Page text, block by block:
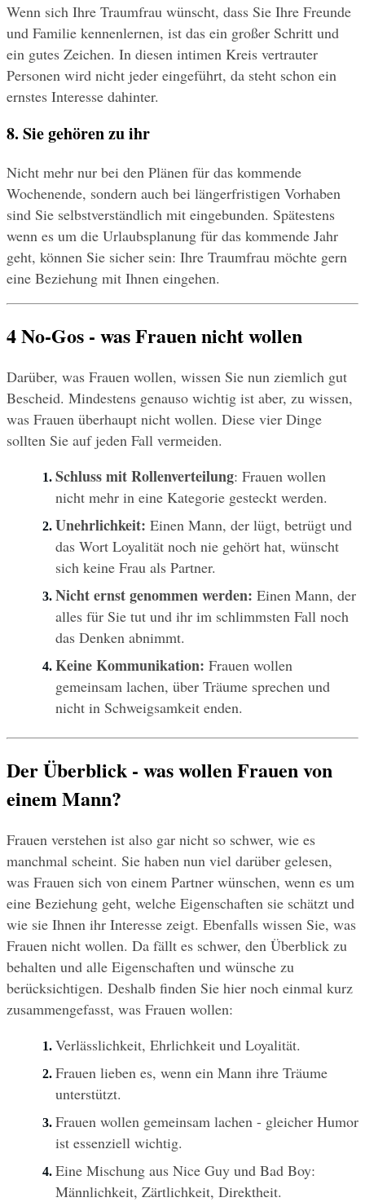
Wenn sich Ihre Traumfrau wünscht, dass Sie Ihre Freunde
und Familie kennenlernen, ist das ein großer Schritt und
ein gutes Zeichen. In diesen intimen Kreis vertrauter
Personen wird nicht jeder eingeführt, da steht schon ein
ernstes Interesse dahinter.
8. Sie gehören zu ihr
Nicht mehr nur bei den Plänen für das kommende
Wochenende, sondern auch bei längerfristigen Vorhaben
sind Sie selbstverständlich mit eingebunden. Spätestens
wenn es um die Urlaubsplanung für das kommende Jahr
geht, können Sie sicher sein: Ihre Traumfrau möchte gern
eine Beziehung mit Ihnen eingehen.
4 No-Gos - was Frauen nicht wollen
Darüber, was Frauen wollen, wissen Sie nun ziemlich gut
Bescheid. Mindestens genauso wichtig ist aber, zu wissen,
was Frauen überhaupt nicht wollen. Diese vier Dinge
sollten Sie auf jeden Fall vermeiden.
Schluss mit Rollenverteilung: Frauen wollen
nicht mehr in eine Kategorie gesteckt werden.
Unehrlichkeit: Einen Mann, der lügt, betrügt und
das Wort Loyalität noch nie gehört hat, wünscht
sich keine Frau als Partner.
Nicht ernst genommen werden: Einen Mann, der
alles für Sie tut und ihr im schlimmsten Fall noch
das Denken abnimmt.
Keine Kommunikation: Frauen wollen
gemeinsam lachen, über Träume sprechen und
nicht in Schweigsamkeit enden.
Der Überblick - was wollen Frauen von
einem Mann?
Frauen verstehen ist also gar nicht so schwer, wie es
manchmal scheint. Sie haben nun viel darüber gelesen,
was Frauen sich von einem Partner wünschen, wenn es um
eine Beziehung geht, welche Eigenschaften sie schätzt und
wie sie Ihnen ihr Interesse zeigt. Ebenfalls wissen Sie, was
Frauen nicht wollen. Da fällt es schwer, den Überblick zu
behalten und alle Eigenschaften und wünsche zu
berücksichtigen. Deshalb finden Sie hier noch einmal kurz
zusammengefasst, was Frauen wollen:
Verlässlichkeit, Ehrlichkeit und Loyalität.
Frauen lieben es, wenn ein Mann ihre Träume
unterstützt.
Frauen wollen gemeinsam lachen - gleicher Humor
ist essenziell wichtig.
Eine Mischung aus Nice Guy und Bad Boy:
Männlichkeit, Zärtlichkeit, Direktheit.